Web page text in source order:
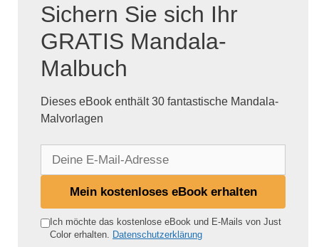
Sichern Sie sich Ihr
GRATIS Mandala-
Malbuch
Dieses eBook enthält 30 fantastische Mandala-
Malvorlagen
e
Mein kostenloses eBook erhalten
Ich möchte das kostenlose eBook und E-Mails von Just
Color erhalten. Datenschutzerklärung